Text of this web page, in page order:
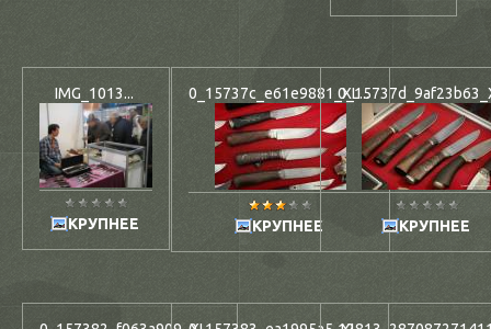
IMG_1013...
КРУПНЕЕ
0_15737c_e61e9881_XL...
КРУПНЕЕ КРУПНЕЕ